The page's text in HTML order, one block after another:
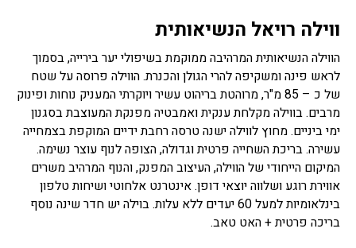
ווילה רויאל הנשיאותית
הווילה הנשיאותית המרהיבה ממוקמת בשיפולי יער בירייה, בסמוך
לראש פינה ומשקיפה להרי הגולן והכנרת. הווילה פרוסה על שטח
של כ – 85 מ"ר, מרוהטת בריהוט עשיר ויוקרתי המעניק נוחות ופינוק
מרבים. בווילה מקלחת ענקית ואמבטיה מפנקת המעוצבת בסגנון
ימי ביניים. מחוץ לווילה ישנה טרסה רחבת ידיים המוקפת בצמחייה
עשירה. בריכת השחייה פרטית וגדולה, הצופה לנוף עוצר נשימה.
המיקום הייחודי של הווילה, העיצוב המפנק, והנוף המרהיב משרים
אווירת רוגע ושלווה יוצאי דופן. אינטרנט אלחוטי ושיחות טלפון
בינלאומיות למעל 60 יעדים ללא עלות. בוילה יש חדר שינה נוסף
בריכה פרטית + האט טאב.